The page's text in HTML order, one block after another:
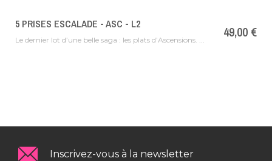
5 PRISES ESCALADE - ASC - L2
Le dernier lot d’une belle saga : les plats d’Ascensions. ...
Prix
49,00 €
Inscrivez-vous à la newsletter